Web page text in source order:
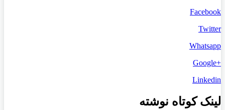
Facebook
Twitter
Whatsapp
+Google
Linkedin
لینک کوتاه نوشته